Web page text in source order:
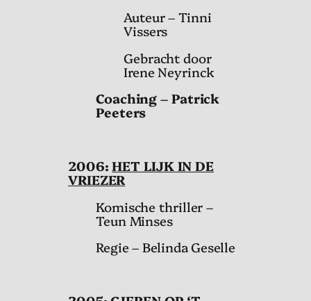
Auteur – Tinni
Vissers
Gebracht door
Irene Neyrinck
Coaching – Patrick
Peeters
2006:HET LIJK IN DE
VRIEZER
Komische thriller –
Teun Minses
Regie – Belinda Geselle